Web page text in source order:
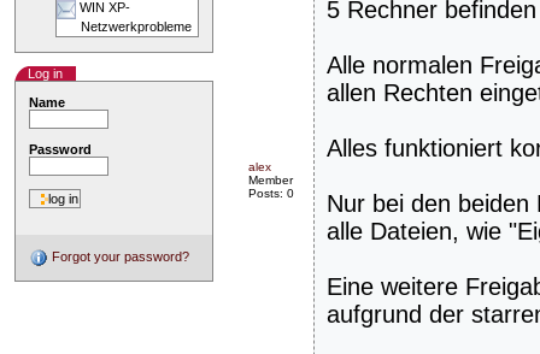
WIN XP-
Netzwerkprobleme
Log in
Name
Password
Forgot your password?
alex
Member
Posts: 0
5 Rechner
Alle normalen
allen Rechten
Alles funktioniert
Nur bei den
alle Dateien, wie
Eine weitere
aufgrund der